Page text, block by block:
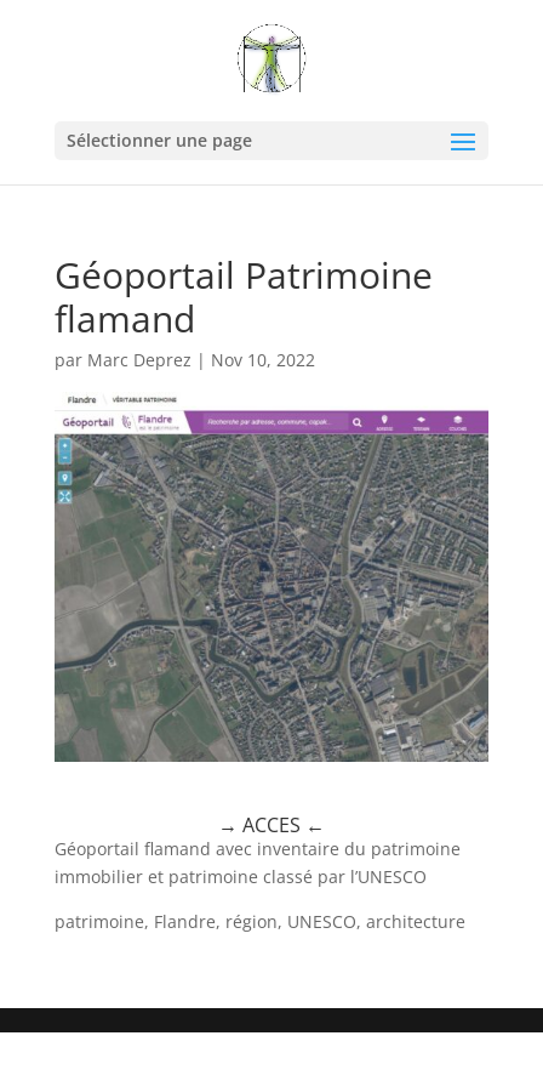
Sélectionner une page
Géoportail Patrimoine
flamand
par Marc Deprez | Nov 10, 2022
→ ACCES ←
Géoportail flamand avec inventaire du patrimoine
immobilier et patrimoine classé par l’UNESCO
patrimoine, Flandre, région, UNESCO, architecture